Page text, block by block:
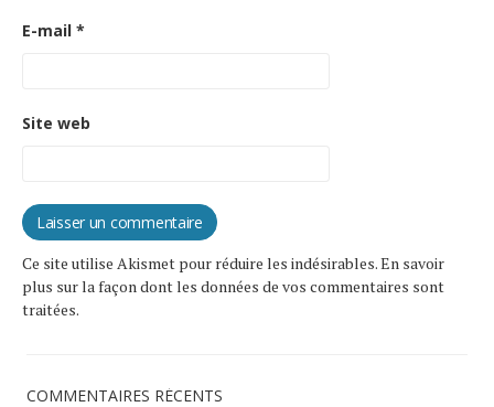
E-mail *
Site web
Ce site utilise Akismet pour réduire les indésirables.En savoir
plus sur la façon dont les données de vos commentaires sont
traitées.
COMMENTAIRES RÉCENTS